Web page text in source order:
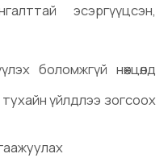
эсэргүүцсэн,
боломжгүй нөхцөлд
үйлдлээ зогсоох